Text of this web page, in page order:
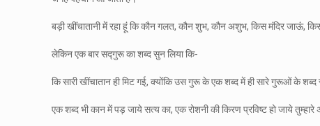
बड़ी खींचातानी में रहा हूं कि कौन गलत, कौन शुभ, कौन अशुभ, किस मंदिर जाऊं,
लेकिन एक बार सद्गुरू का शब्द सुन लिया कि-
कि सारी खींचातान ही मिट गई, क्योंकि उस गुरू के एक शब्द में ही सारे गुरूओं के
एक शब्द भी कान में पड़ जाये सत्य का, एक रोशनी की किरण प्रविष्ट हो जाये